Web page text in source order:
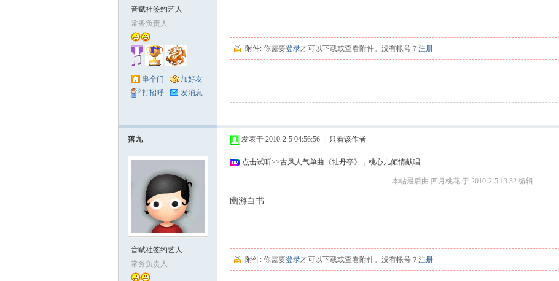
音赋社签约艺人
常务负责人
串个门
加好友
打招呼
发消息
附件: 你需要登录才可以下载或查看附件。没有帐号？ 注册
落九
音赋社签约艺人
常务负责人
发表于 2010-2-5 04:56:56 只看该作者
点击试听>>古风人气单曲《牡丹亭》，桃心儿倾情献唱
本帖最后由 四月桃花 于 2010-2-5 13:32 编辑
幽游白书
附件: 你需要登录才可以下载或查看附件。没有帐号？ 注册